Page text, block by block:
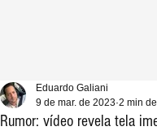
Rumor: vídeo revela tela
Eduardo Galiani
9 de mar. de 2023 2 min